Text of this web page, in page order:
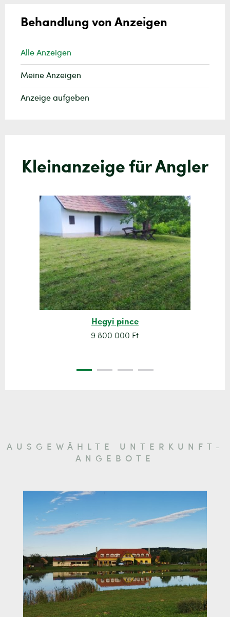
Behandlung von Anzeigen
Alle Anzeigen
Meine Anzeigen
Anzeige aufgeben
Kleinanzeige für Angler
Hegyi pince
9 800 000 Ft
AUSGEWÄHLTE UNTERKUNFT-
ANGEBOTE